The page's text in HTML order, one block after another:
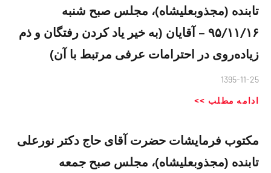
تابنده (مجذوبعلیشاه)، مجلس صبح شنبه
۹۵/۱۱/۱۶ – آقایان (به خیر یاد کردن رفتگان و ذم
زیاده‌روی در احترامات عرفی مرتبط با آن)
1395-11-25
ادامه مطلب >>
مکتوب فرمایشات حضرت آقای حاج دکتر نورعلی
تابنده (مجذوبعلیشاه)، مجلس صبح جمعه